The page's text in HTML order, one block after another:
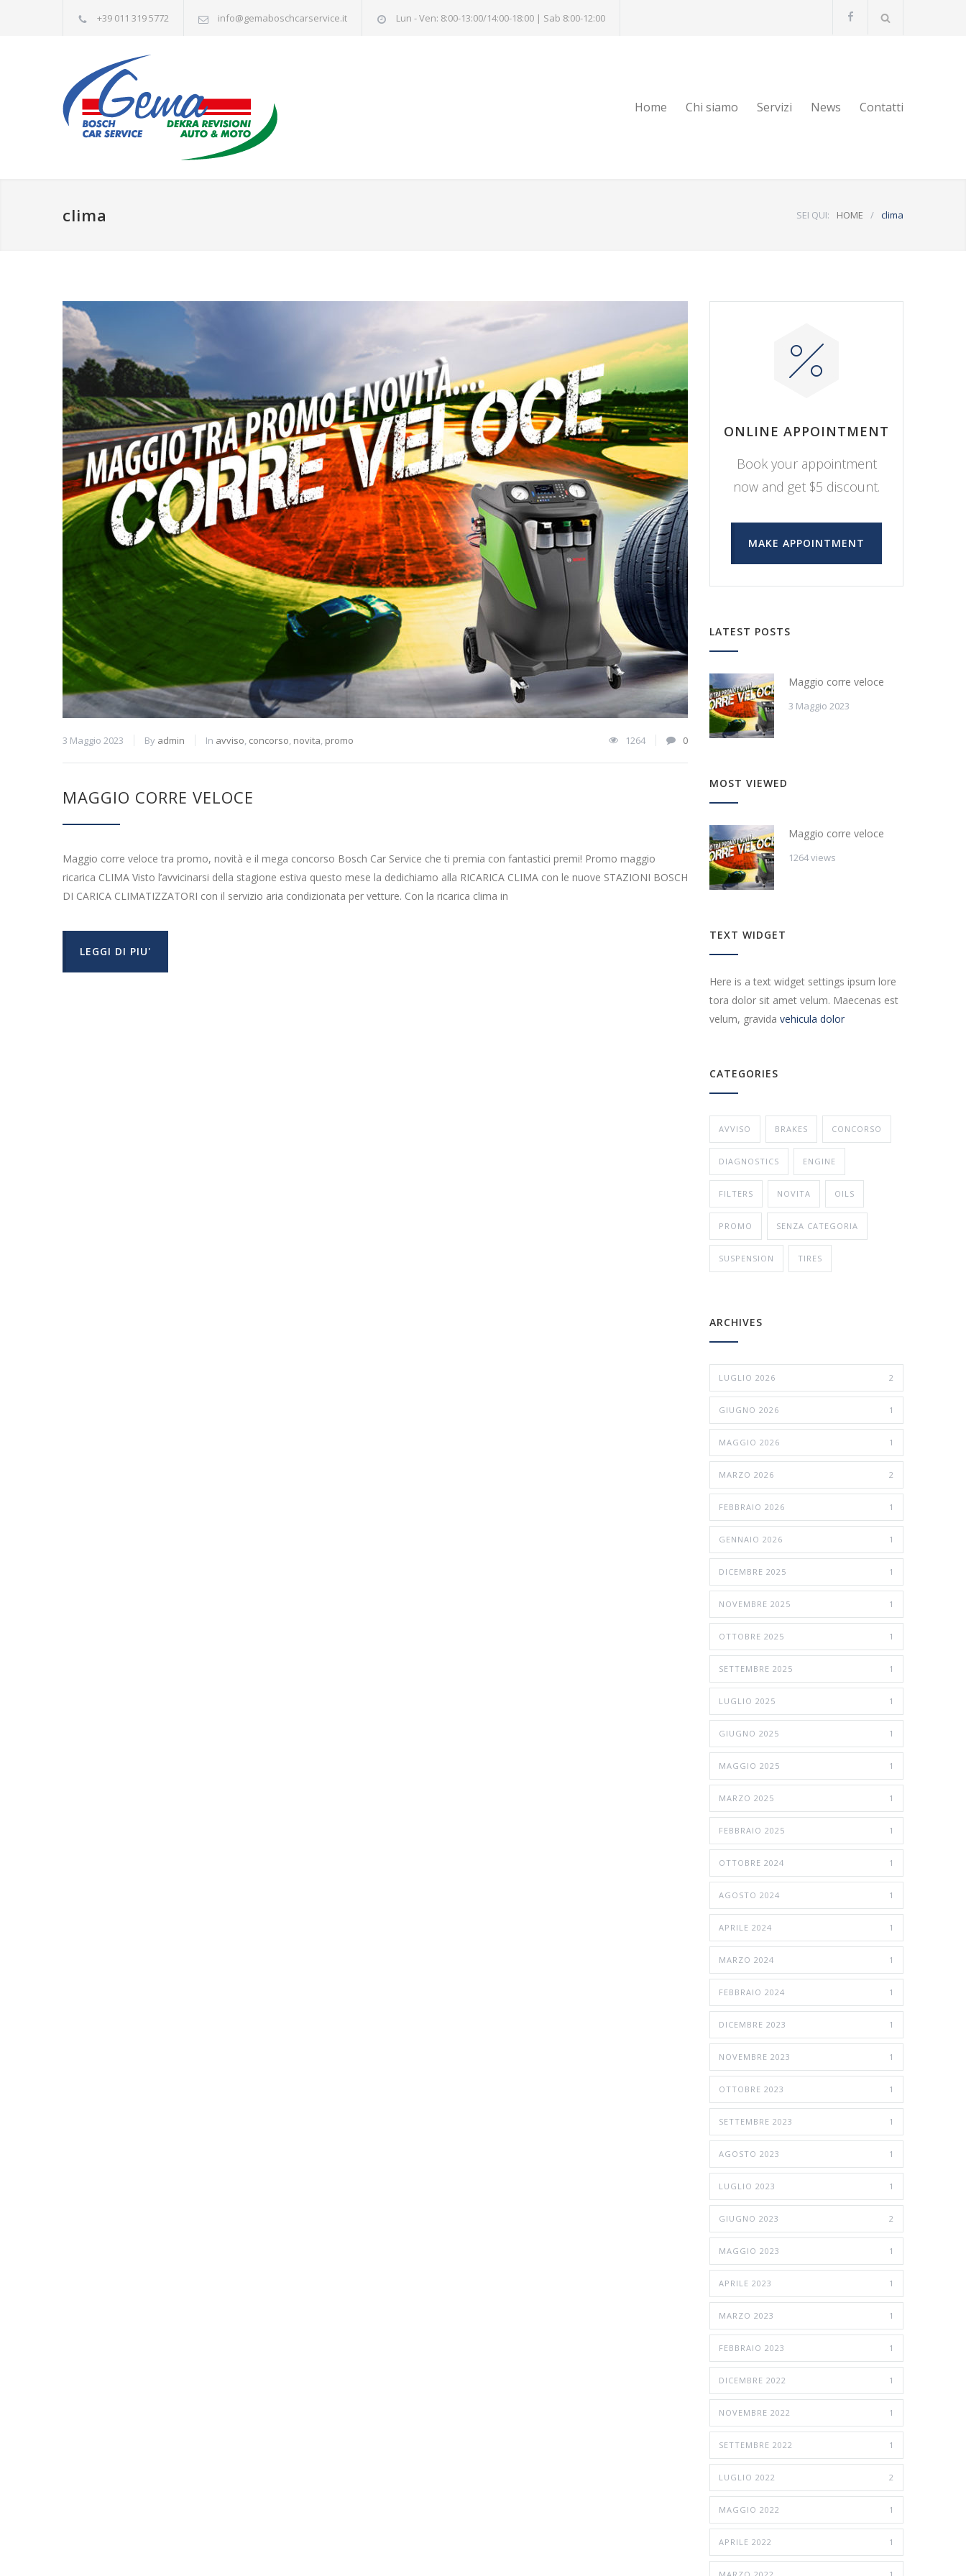
+39 011 319 5772 info@gemaboschcarservice.it Lun - Ven: 8:00-13:00/14:00-18:00 | Sab 8:00-12:00
Home Chi siamo Servizi News Contatti
clima SEI QUI: HOME / clima
3 Maggio 2023 By admin In avviso, concorso, novita, promo 1264 0
MAGGIO CORRE VELOCE
Maggio corre veloce tra promo, novità e il mega concorso Bosch Car Service che ti premia con fantastici premi! Promo maggio
ricarica CLIMA Visto l’avvicinarsi della stagione estiva questo mese la dedichiamo alla RICARICA CLIMA con le nuove STAZIONI BOSCH
DI CARICA CLIMATIZZATORI con il servizio aria condizionata per vetture. Con la ricarica clima in
LEGGI DI PIU'
ONLINE APPOINTMENT
Book your appointment
now and get $5 discount.
MAKE APPOINTMENT
LATEST POSTS
Maggio corre veloce
3 Maggio 2023
MOST VIEWED
Maggio corre veloce
1264 views
TEXT WIDGET
Here is a text widget settings ipsum lore
tora dolor sit amet velum. Maecenas est
velum, gravida vehicula dolor
CATEGORIES
AVVISO BRAKES CONCORSO
DIAGNOSTICS ENGINE
FILTERS NOVITA OILS
PROMO SENZA CATEGORIA
SUSPENSION TIRES
ARCHIVES
LUGLIO 2026 2
GIUGNO 2026 1
MAGGIO 2026 1
MARZO 2026 2
FEBBRAIO 2026 1
GENNAIO 2026 1
DICEMBRE 2025 1
NOVEMBRE 2025 1
OTTOBRE 2025 1
SETTEMBRE 2025 1
LUGLIO 2025 1
GIUGNO 2025 1
MAGGIO 2025 1
MARZO 2025 1
FEBBRAIO 2025 1
OTTOBRE 2024 1
AGOSTO 2024 1
APRILE 2024 1
MARZO 2024 1
FEBBRAIO 2024 1
DICEMBRE 2023 1
NOVEMBRE 2023 1
OTTOBRE 2023 1
SETTEMBRE 2023 1
AGOSTO 2023 1
LUGLIO 2023 1
GIUGNO 2023 2
MAGGIO 2023 1
APRILE 2023 1
MARZO 2023 1
FEBBRAIO 2023 1
DICEMBRE 2022 1
NOVEMBRE 2022 1
SETTEMBRE 2022 1
LUGLIO 2022 2
MAGGIO 2022 1
APRILE 2022 1